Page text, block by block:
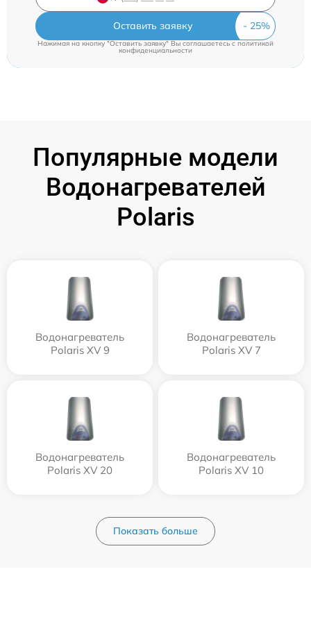
Оставить заявку
Нажимая на кнопку "Оставить заявку" Вы соглашаетесь cполитикой
конфиденциальности
Популярные модели
Водонагревателей
Polaris
Водонагреватель
Polaris XV 9
Водонагреватель
Polaris XV 7
Водонагреватель
Polaris XV 20
Водонагреватель
Polaris XV 10
Показать больше